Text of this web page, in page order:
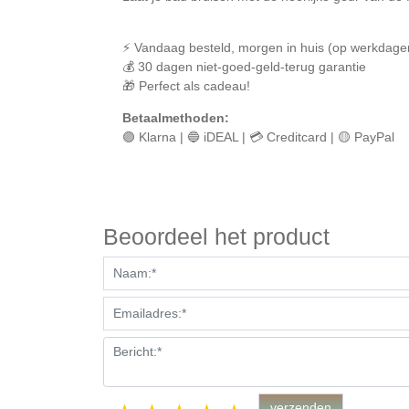
⚡ Vandaag besteld, morgen in huis (op
💰 30 dagen niet-goed-geld-terug garantie
🎁 Perfect als cadeau!
Betaalmethoden:
🟣 Klarna | 🔵 iDEAL | 💳 Creditcard | 🟡 PayPal
Beoordeel het product